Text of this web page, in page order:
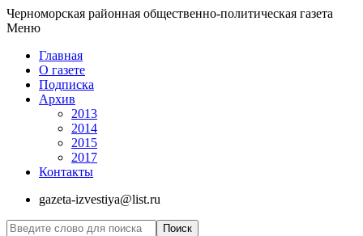
Черноморская районная общественно-политическая газета
Меню
Главная
О газете
Подписка
Архив
2013
2014
2015
2017
Контакты
gazeta-izvestiya@list.ru